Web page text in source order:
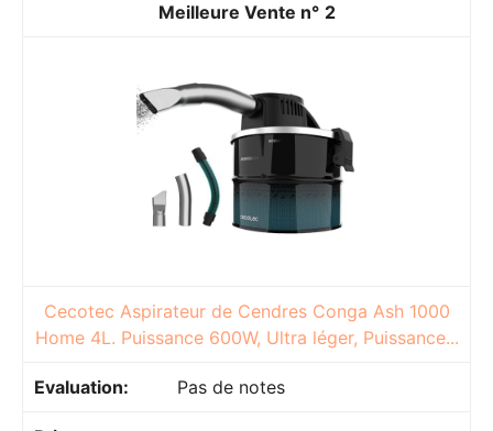
2
Cecotec Aspirateur de Cendres Conga Ash 1000
Home 4L. Puissance 600W, Ultra léger, Puissance...
Pas de notes